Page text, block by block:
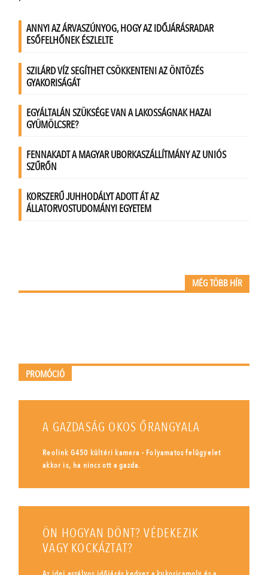
MÉG TÖBB HÍR
PROMÓCIÓ
A GAZDASÁG OKOS ŐRANGYALA
Reolink G450 kültéri kamera - Folyamatos felügyelet
akkor is, ha nincs ott a gazda.
ÖN HOGYAN DÖNT? VÉDEKEZIK
VAGY KOCKÁZTAT?